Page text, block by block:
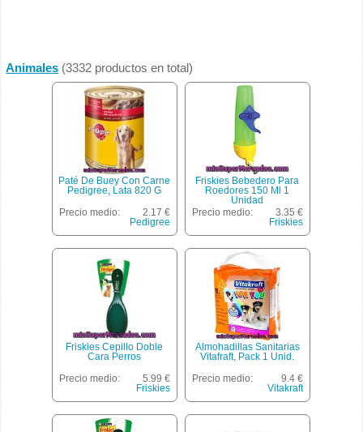
Animales (3332 productos en total)
Paté De Buey Con Carne
Pedigree, Lata 820 G
Precio medio:
2.17 €
Pedigree
Friskies Bebedero Para
Roedores 150 Ml 1
Unidad
Precio medio:
3.35 €
Friskies
Friskies Cepillo Doble
Cara Perros
Precio medio:
5.99 €
Friskies
Almohadillas Sanitarias
Vitafraft, Pack 1 Unid.
Precio medio:
9.4 €
Vitakraft